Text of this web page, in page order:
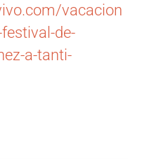
vacacion
de-
a-tanti-